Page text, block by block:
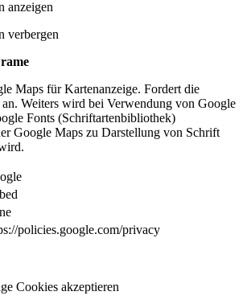
anzeigen
verbergen
Maps für Kartenanzeige. Fordert die
Weiters wird bei Verwendung von Google
Fonts (Schriftartenbibliothek)
Google Maps zu Darstellung von Schrift
policies.google.com/privacy
Cookies akzeptieren